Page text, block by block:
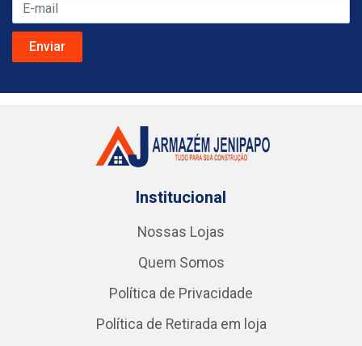
Institucional
Nossas Lojas
Quem Somos
Política de Privacidade
Política de Retirada em loja